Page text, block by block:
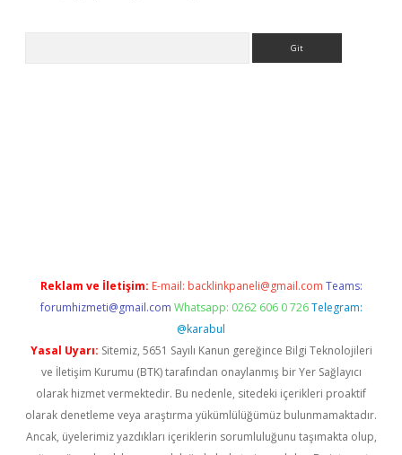
Reklam ve İletişim: E-mail: backlinkpaneli@gmail.com Teams:
forumhizmeti@gmail.com Whatsapp: 0262 606 0 726 Telegram:
@karabul
Yasal Uyarı: Sitemiz, 5651 Sayılı Kanun gereğince Bilgi Teknolojileri
ve İletişim Kurumu (BTK) tarafından onaylanmış bir Yer Sağlayıcı
olarak hizmet vermektedir. Bu nedenle, sitedeki içerikleri proaktif
olarak denetleme veya araştırma yükümlülüğümüz bulunmamaktadır.
Ancak, üyelerimiz yazdıkları içeriklerin sorumluluğunu taşımakta olup,